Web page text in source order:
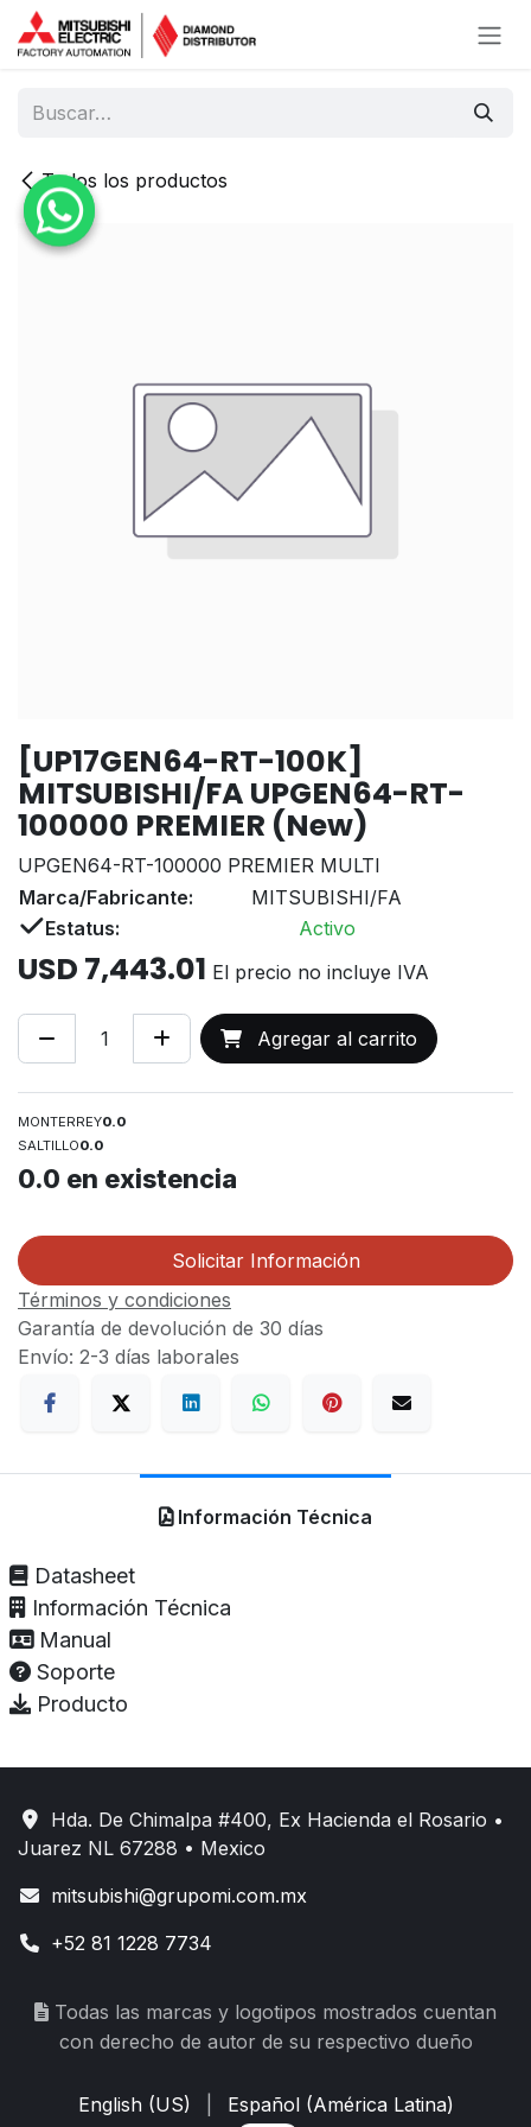
Ir al contenido
Todos los productos
[UP17GEN64-RT-100K]
MITSUBISHI/FA UPGEN64-RT-
100000 PREMIER (New)
UPGEN64-RT-100000 PREMIER MULTI
Marca/Fabricante:
MITSUBISHI/FA
Estatus:
Activo
USD 7,443.01 El precio no incluye IVA
Agregar al carrito
MONTERREY0.0
SALTILLO0.0
0.0 en existencia
Solicitar Información
Términos y condiciones
Garantía de devolución de 30 días
Envío: 2-3 días laborales
Información Técnica
Datasheet
Información Técnica
Manual
Soporte
Producto
Hda. De Chimalpa #400, Ex Hacienda el Rosario •
Juarez NL 67288 • Mexico
mitsubishi@grupomi.com.mx
+52 81 1228 7734
Todas las marcas y logotipos mostrados cuentan
con derecho de autor de su respectivo dueño
English (US)
Español (América Latina)